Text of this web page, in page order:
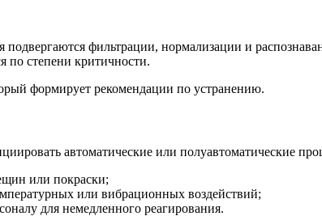
фильтрации, нормализации и
по степени критичности.
формирует рекомендации по устранению.
автоматические или полуавтоматические
или покраски;
или вибрационных воздействий;
для немедленного реагирования.